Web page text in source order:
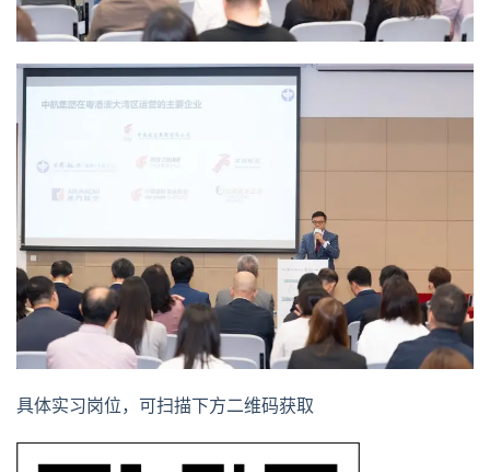
具体实习岗位，可扫描下方二维码获取